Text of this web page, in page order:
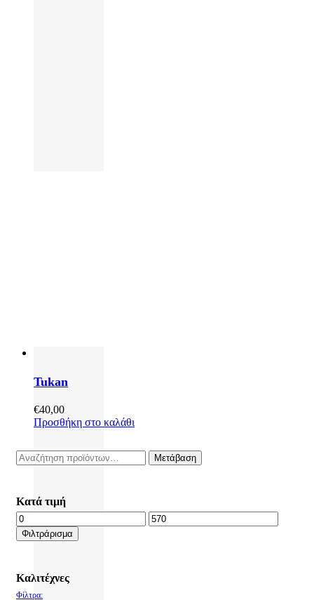
Tukan
€40,00
Προσθήκη στο καλάθι
Αναζήτηση
για:
Μετάβαση
Κατά τιμή
Ελάχιστη
τιμή
Μέγιστη
τιμή
Φιλτράρισμα
Καλιτέχνες
Φίλτρα: